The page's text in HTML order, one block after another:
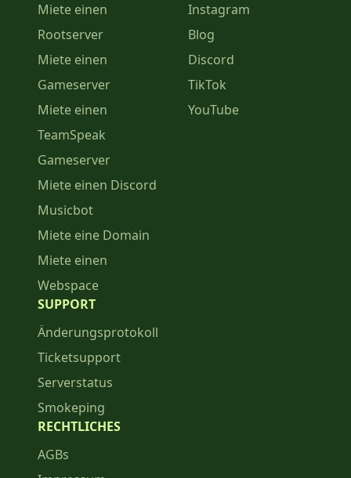
Miete einen
Rootserver
Miete einen
Gameserver
Miete einen
TeamSpeak
Gameserver
Miete einen Discord
Musicbot
Miete eine Domain
Miete einen
Webspace
Instagram
Blog
Discord
TikTok
YouTube
SUPPORT
Änderungsprotokoll
Ticketsupport
Serverstatus
Smokeping
RECHTLICHES
AGBs